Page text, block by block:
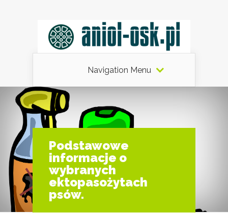
Navigation Menu
Podstawowe
informacje o
wybranych
ektopasożytach
psów.